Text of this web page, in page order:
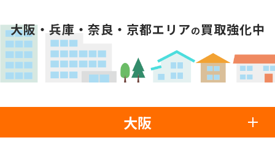
大阪・兵庫・奈良・京都エリアの買取強化中
大阪